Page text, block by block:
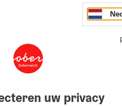
uw privacy